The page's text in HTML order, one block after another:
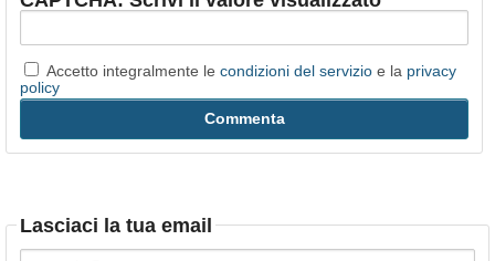
Accetto integralmente le condizioni del servizio e la privacy
policy
Lasciaci la tua email